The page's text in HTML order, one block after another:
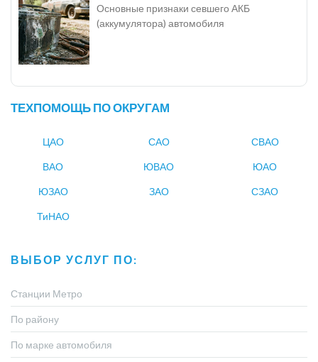
Основные признаки севшего АКБ
(аккумулятора) автомобиля
ТЕХПОМОЩЬ ПО ОКРУГАМ
ЦАО САО СВАО
ВАО ЮВАО ЮАО
ЮЗАО ЗАО СЗАО
ТиНАО
ВЫБОР УСЛУГ ПО:
Станции Метро
По району
По марке автомобиля